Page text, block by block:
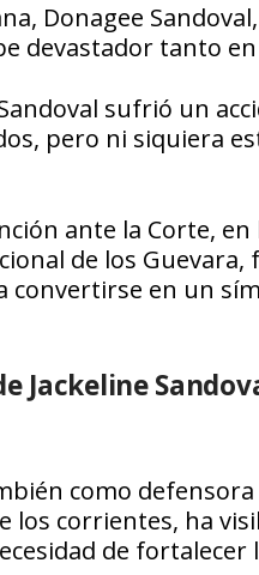
Donagee
devastador tanto
sufrió un
pero ni siquiera
ante la Corte,
de los
convertirse en un
Jackeline
como defensora
los corrientes, ha
de